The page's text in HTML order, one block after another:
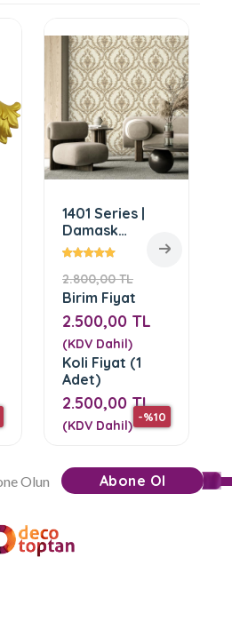
1401 Series |
Damask
Desenli Duvar
2.800,00 TL
-%10
Birim Fiyat
2.500,00 TL
(KDV Dahil)
Koli Fiyat (1
Adet)
2.500,00 TL
(KDV Dahil)
Abone Ol